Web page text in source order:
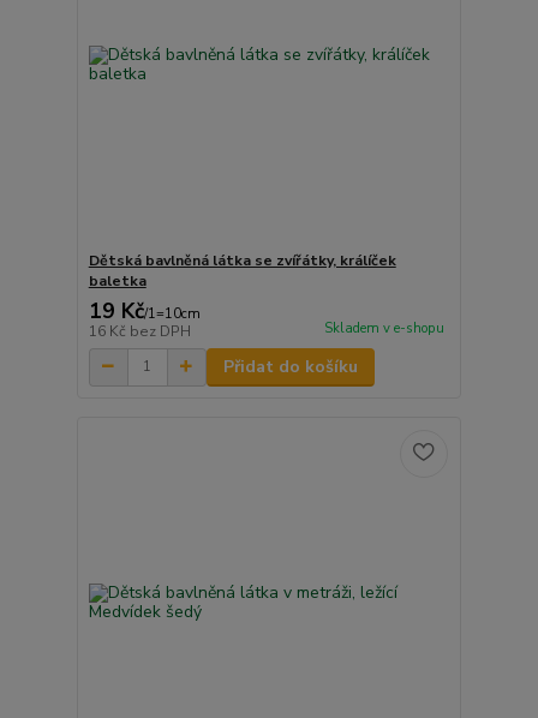
Dětská bavlněná látka se zvířátky, králíček
baletka
19 Kč/1=10cm
16 Kč bez DPH Skladem v e-shopu
Přidat do košíku